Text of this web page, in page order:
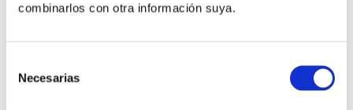
combinarlos con otra información suya.
Necesarias
Si tienes alguna duda sobre esta actividad, necesitas